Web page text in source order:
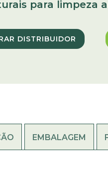
para limpeza
DISTRIBUIDOR
EMBALAGEM